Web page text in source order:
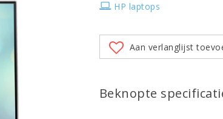
HP laptops
Aan verlanglijst
Beknopte